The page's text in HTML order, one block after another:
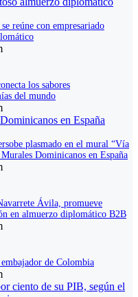
reúne con empresariado
los sabores
del mundo
plasmado en el mural “Vía
Dominicanos en España
Ávila, promueve
en almuerzo diplomático B2B
de Colombia